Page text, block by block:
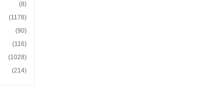
(8)
(1178)
(90)
(116)
(1028)
(214)